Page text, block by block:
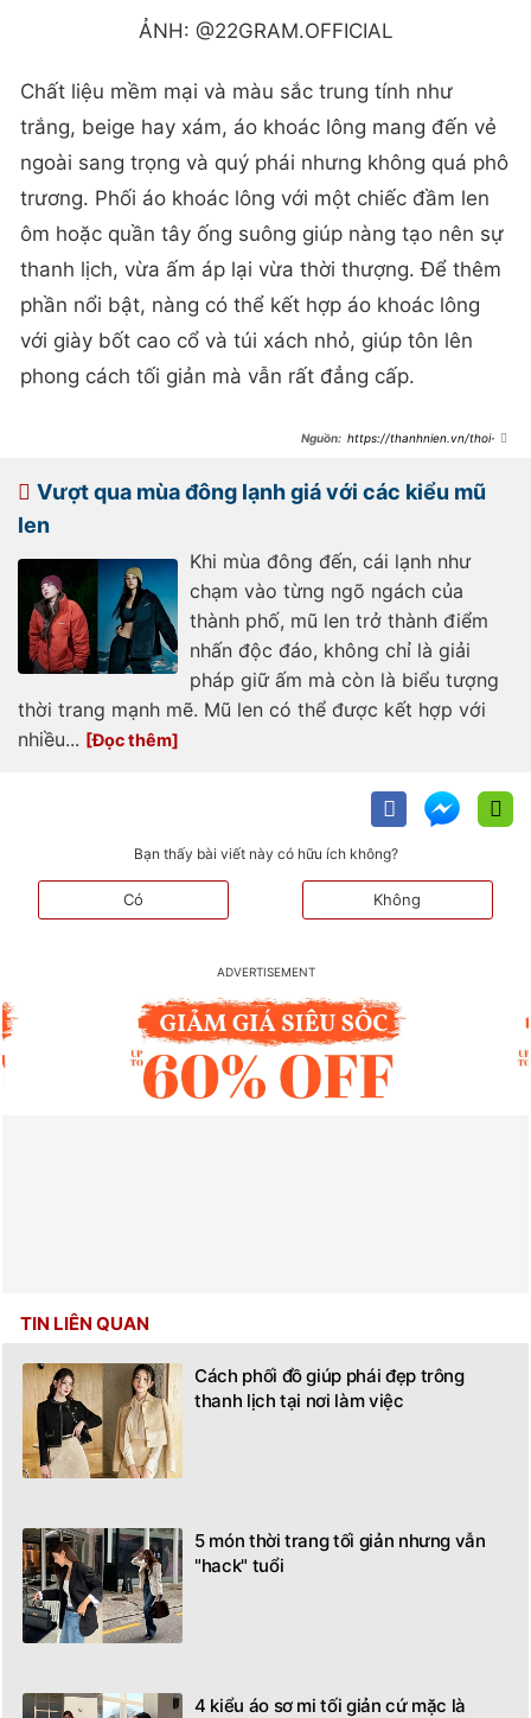
ẢNH: @22GRAM.OFFICIAL
Chất liệu mềm mại và màu sắc trung tính như
trắng, beige hay xám, áo khoác lông mang đến vẻ
ngoài sang trọng và quý phái nhưng không quá phô
trương. Phối áo khoác lông với một chiếc đầm len
ôm hoặc quần tây ống suông giúp nàng tạo nên sự
thanh lịch, vừa ấm áp lại vừa thời thượng. Để thêm
phần nổi bật, nàng có thể kết hợp áo khoác lông
với giày bốt cao cổ và túi xách nhỏ, giúp tôn lên
phong cách tối giản mà vẫn rất đẳng cấp.
https://thanhnien.vn/thoi-
noel-sap-toi-
185241205215902066.htm
Vượt qua mùa đông lạnh giá với các kiểu mũ
len
Khi mùa đông đến, cái lạnh như
chạm vào từng ngõ ngách của
thành phố, mũ len trở thành điểm
nhấn độc đáo, không chỉ là giải
pháp giữ ấm mà còn là biểu tượng
thời trang mạnh mẽ. Mũ len có thể được kết hợp với
nhiều...
Bạn thấy bài viết này có hữu ích không?
Có Không
TIN LIÊN QUAN
Cách phối đồ giúp phái đẹp trông
thanh lịch tại nơi làm việc
5 món thời trang tối giản nhưng vẫn
"hack" tuổi
4 kiểu áo sơ mi tối giản cứ mặc là